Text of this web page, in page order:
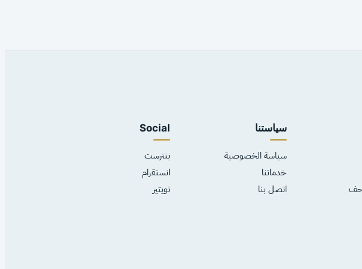
سياستنا
سياسة الخصوصية
خدماتنا
اتصل بنا
Social
بنترست
انستقرام
تويتير